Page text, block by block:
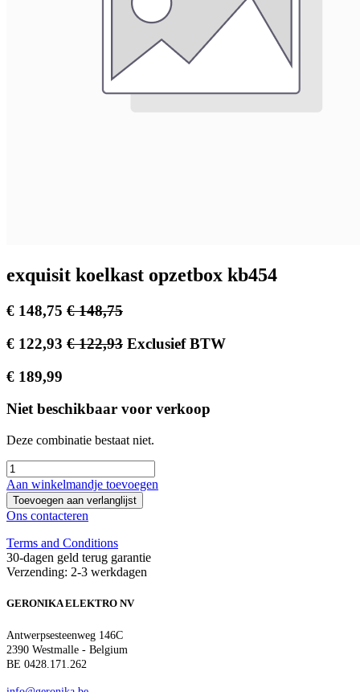
exquisit koelkast opzetbox kb454
€ 148,75 €148,75
€ 122,93 €122,93 Exclusief BTW
€ 189,99
Niet beschikbaar voor verkoop
Deze combinatie bestaat niet.
Aan winkelmandje toevoegen
Toevoegen aan verlanglijst
Ons contacteren
Terms and Conditions
30-dagen geld terug garantie
Verzending: 2-3 werkdagen
GERONIKA ELEKTRO NV
Antwerpsesteenweg 146C
2390 Westmalle - Belgium
BE 0428.171.262